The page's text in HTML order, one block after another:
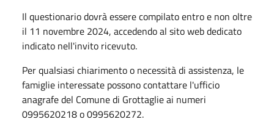
Il questionario dovrà essere compilato entro e non oltre
il 11 novembre 2024, accedendo al sito web dedicato
indicato nell'invito ricevuto.
Per qualsiasi chiarimento o necessità di assistenza, le
famiglie interessate possono contattare l'ufficio
anagrafe del Comune di Grottaglie ai numeri
0995620218 o 0995620272.